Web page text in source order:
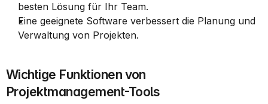
besten Lösung für Ihr Team.
Eine geeignete Software verbessert die Planung und
Verwaltung von Projekten.
Wichtige Funktionen von
Projektmanagement-Tools